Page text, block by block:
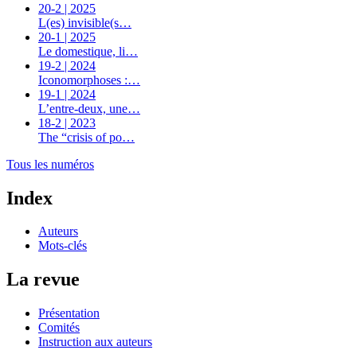
20-2 | 2025
L(es) invisible(s…
20-1 | 2025
Le domestique, li…
19-2 | 2024
Iconomorphoses :…
19-1 | 2024
L’entre-deux, une…
18-2 | 2023
The “crisis of po…
Tous les numéros
Index
Auteurs
Mots-clés
La revue
Présentation
Comités
Instruction aux auteurs